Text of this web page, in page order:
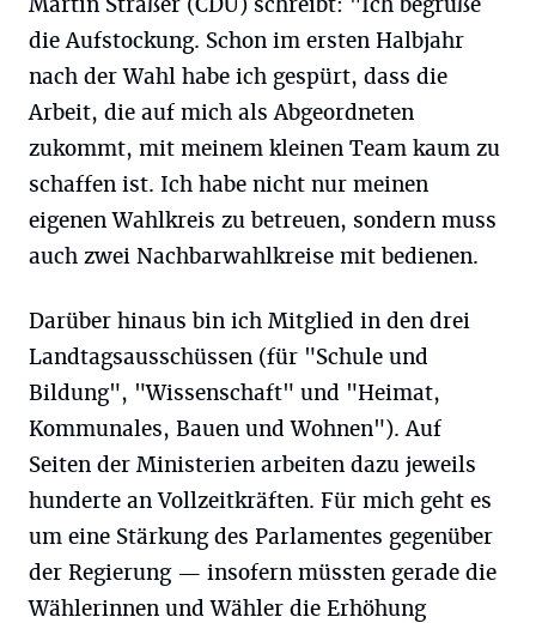
die Aufstockung. Schon im ersten Halbjahr
nach der Wahl habe ich gespürt, dass die
Arbeit, die auf mich als Abgeordneten
zukommt, mit meinem kleinen Team kaum zu
schaffen ist. Ich habe nicht nur meinen
eigenen Wahlkreis zu betreuen, sondern muss
auch zwei Nachbarwahlkreise mit bedienen.
Darüber hinaus bin ich Mitglied in den drei
Landtagsausschüssen (für "Schule und
Bildung", "Wissenschaft" und "Heimat,
Kommunales, Bauen und Wohnen"). Auf
Seiten der Ministerien arbeiten dazu jeweils
hunderte an Vollzeitkräften. Für mich geht es
um eine Stärkung des Parlamentes gegenüber
der Regierung — insofern müssten gerade die
Wählerinnen und Wähler die Erhöhung